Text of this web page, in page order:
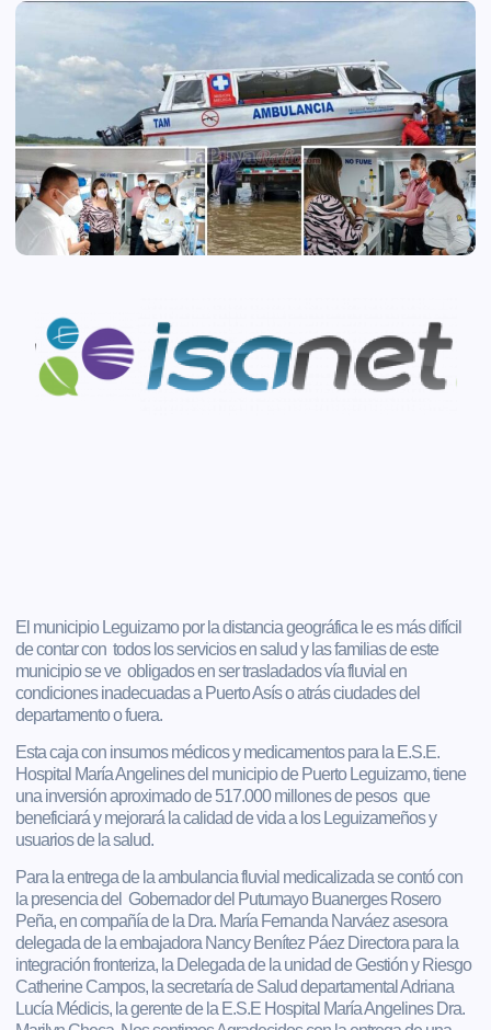
El municipio Leguizamo por la distancia geográfica le es más difícil
de contar con todos los servicios en salud y las familias de este
municipio se ve obligados en ser trasladados vía fluvial en
condiciones inadecuadas a Puerto Asís o atrás ciudades del
departamento o fuera.
Esta caja con insumos médicos y medicamentos para la E.S.E.
Hospital María Angelines del municipio de Puerto Leguizamo, tiene
una inversión aproximado de 517.000 millones de pesos que
beneficiará y mejorará la calidad de vida a los Leguizameños y
usuarios de la salud.
Para la entrega de la ambulancia fluvial medicalizada se contó con
la presencia del Gobernador del Putumayo Buanerges Rosero
Peña, en compañía de la Dra. María Fernanda Narváez asesora
delegada de la embajadora Nancy Benítez Páez Directora para la
integración fronteriza, la Delegada de la unidad de Gestión y Riesgo
Catherine Campos, la secretaría de Salud departamental Adriana
Lucía Médicis, la gerente de la E.S.E Hospital María Angelines Dra.